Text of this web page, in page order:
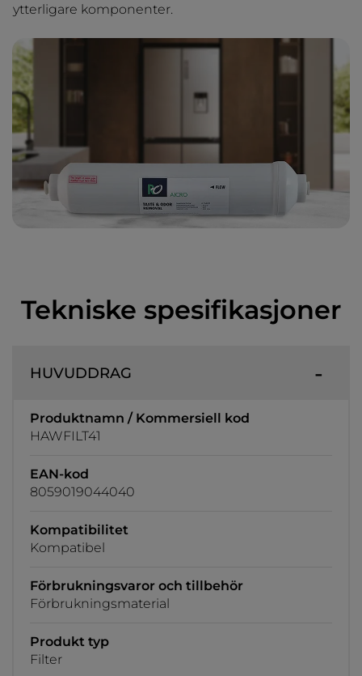
ytterligare komponenter.
Tekniske spesifikasjoner
HUVUDDRAG
Produktnamn / Kommersiell kod
HAWFILT41
EAN-kod
8059019044040
Kompatibilitet
Kompatibel
Förbrukningsvaror och tillbehör
Förbrukningsmaterial
Produkt typ
Filter